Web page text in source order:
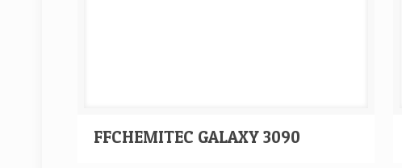
FFCHEMITEC GALAXY 3090